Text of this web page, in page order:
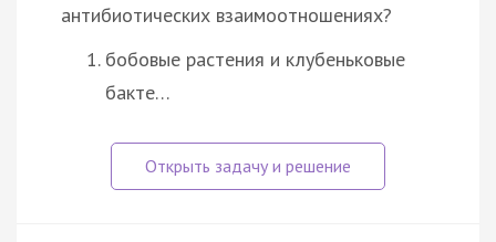
антибиотических взаимоотношениях?
бобовые растения и клубеньковые
бакте…